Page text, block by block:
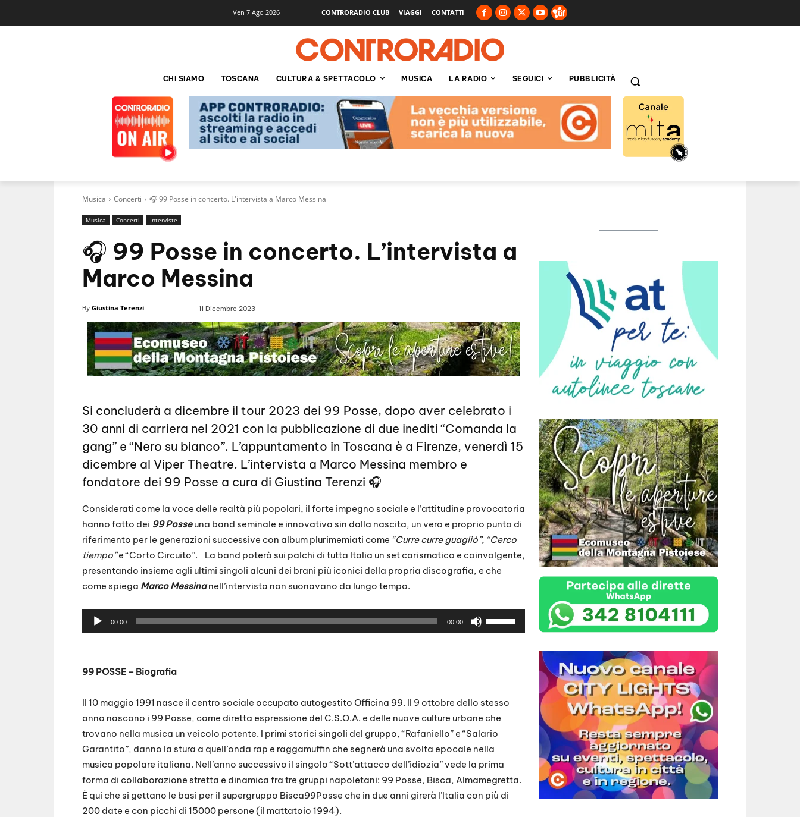
Ven 7 Ago 2026 CONTRORADIO CLUB VIAGGI CONTATTI
CHI SIAMO TOSCANA CULTURA & SPETTACOLO MUSICA LA RADIO SEGUICI PUBBLICITÀ
Musica Concerti 🎧 99 Posse in concerto. L'intervista a Marco Messina
Musica Concerti Interviste
🎧 99 Posse in concerto. L’intervista a
Marco Messina
By Giustina Terenzi 11 Dicembre 2023
Si concluderà a dicembre il tour 2023 dei 99 Posse, dopo aver celebrato i
30 anni di carriera nel 2021 con la pubblicazione di due inediti “Comanda la
gang” e “Nero su bianco”. L’appuntamento in Toscana è a Firenze, venerdì 15
dicembre al Viper Theatre. L’intervista a Marco Messina membro e
fondatore dei 99 Posse a cura di Giustina Terenzi 🎧
Considerati come la voce delle realtà più popolari, il forte impegno sociale e l’attitudine provocatoria
hanno fatto dei 99 Posseuna band seminale e innovativa sin dalla nascita, un vero e proprio punto di
riferimento per le generazioni successive con album plurimemiati come “Curre curre guagliò”, “Cerco
tiempo”e “Corto Circuito”. La band poterà sui palchi di tutta Italia un set carismatico e coinvolgente,
presentando insieme agli ultimi singoli alcuni dei brani più iconici della propria discografia, e che
come spiega Marco Messinanell’intervista non suonavano da lungo tempo.
u
o
l
a
y
e
r
00:00 00:00
s
s
t
i
f
r
e
c
99 POSSE – Biografia
Il 10 maggio 1991 nasce il centro sociale occupato autogestito Officina 99. Il 9 ottobre dello stesso
anno nascono i 99 Posse, come diretta espressione del C.S.O.A. e delle nuove culture urbane che
trovano nella musica un veicolo potente. I primi storici singoli del gruppo, “Rafaniello” e “Salario
Garantito”, danno la stura a quell’onda rap e raggamuffin che segnerà una svolta epocale nella
musica popolare italiana. Nell’anno successivo il singolo “Sott’attacco dell’idiozia” vede la prima
forma di collaborazione stretta e dinamica fra tre gruppi napoletani: 99 Posse, Bisca, Almamegretta.
È qui che si gettano le basi per il supergruppo Bisca99Posse che in due anni girerà l’Italia con più di
200 date e con picchi di 15000 persone (il mattatoio 1994).